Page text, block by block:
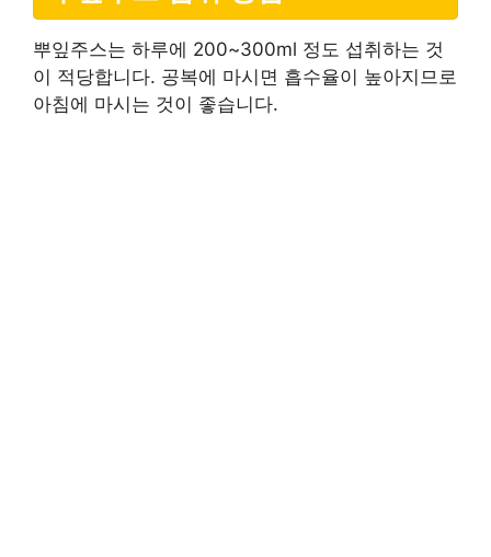
뿌잎주스는 하루에 200~300ml 정도 섭취하는 것
이 적당합니다. 공복에 마시면 흡수율이 높아지므로
아침에 마시는 것이 좋습니다.